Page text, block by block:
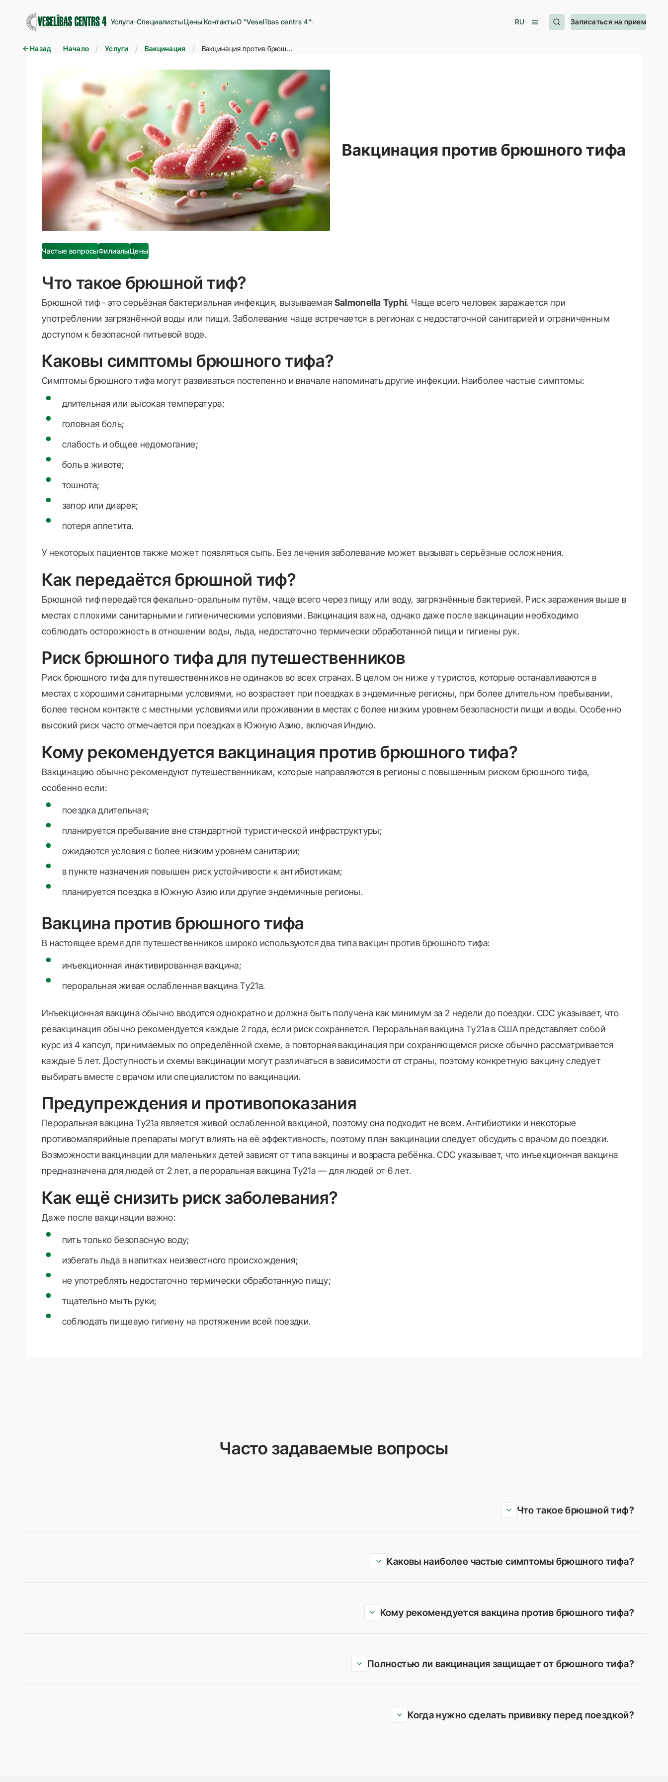
Услуги СпециалистыЦеныКонтактыО "Veselības centrs 4" RU Записаться на прием
Назад Начало Услуги Вакцинация Вакцинация против брюшного тифа
Вакцинация против брюшного тифа
Частые вопросыФилиалыЦены
Что такое брюшной тиф?
Брюшной тиф - это серьёзная бактериальная инфекция, вызываемая Salmonella Typhi. Чаще всего человек заражается при
употреблении загрязнённой воды или пищи. Заболевание чаще встречается в регионах с недостаточной санитарией и ограниченным
доступом к безопасной питьевой воде.
Каковы симптомы брюшного тифа?
Симптомы брюшного тифа могут развиваться постепенно и вначале напоминать другие инфекции. Наиболее частые симптомы:
длительная или высокая температура;
головная боль;
слабость и общее недомогание;
боль в животе;
тошнота;
запор или диарея;
потеря аппетита.
У некоторых пациентов также может появляться сыпь. Без лечения заболевание может вызывать серьёзные осложнения.
Как передаётся брюшной тиф?
Брюшной тиф передаётся фекально-оральным путём, чаще всего через пищу или воду, загрязнённые бактерией. Риск заражения выше в
местах с плохими санитарными и гигиеническими условиями. Вакцинация важна, однако даже после вакцинации необходимо
соблюдать осторожность в отношении воды, льда, недостаточно термически обработанной пищи и гигиены рук.
Риск брюшного тифа для путешественников
Риск брюшного тифа для путешественников не одинаков во всех странах. В целом он ниже у туристов, которые останавливаются в
местах с хорошими санитарными условиями, но возрастает при поездках в эндемичные регионы, при более длительном пребывании,
более тесном контакте с местными условиями или проживании в местах с более низким уровнем безопасности пищи и воды. Особенно
высокий риск часто отмечается при поездках в Южную Азию, включая Индию.
Кому рекомендуется вакцинация против брюшного тифа?
Вакцинацию обычно рекомендуют путешественникам, которые направляются в регионы с повышенным риском брюшного тифа,
особенно если:
поездка длительная;
планируется пребывание вне стандартной туристической инфраструктуры;
ожидаются условия с более низким уровнем санитарии;
в пункте назначения повышен риск устойчивости к антибиотикам;
планируется поездка в Южную Азию или другие эндемичные регионы.
Вакцина против брюшного тифа
В настоящее время для путешественников широко используются два типа вакцин против брюшного тифа:
инъекционная инактивированная вакцина;
пероральная живая ослабленная вакцина Ty21a.
Инъекционная вакцина обычно вводится однократно и должна быть получена как минимум за 2 недели до поездки. CDC указывает, что
ревакцинация обычно рекомендуется каждые 2 года, если риск сохраняется. Пероральная вакцина Ty21a в США представляет собой
курс из 4 капсул, принимаемых по определённой схеме, а повторная вакцинация при сохраняющемся риске обычно рассматривается
каждые 5 лет. Доступность и схемы вакцинации могут различаться в зависимости от страны, поэтому конкретную вакцину следует
выбирать вместе с врачом или специалистом по вакцинации.
Предупреждения и противопоказания
Пероральная вакцина Ty21a является живой ослабленной вакциной, поэтому она подходит не всем. Антибиотики и некоторые
противомалярийные препараты могут влиять на её эффективность, поэтому план вакцинации следует обсудить с врачом до поездки.
Возможности вакцинации для маленьких детей зависят от типа вакцины и возраста ребёнка. CDC указывает, что инъекционная вакцина
предназначена для людей от 2 лет, а пероральная вакцина Ty21a — для людей от 6 лет.
Как ещё снизить риск заболевания?
Даже после вакцинации важно:
пить только безопасную воду;
избегать льда в напитках неизвестного происхождения;
не употреблять недостаточно термически обработанную пищу;
тщательно мыть руки;
соблюдать пищевую гигиену на протяжении всей поездки.
Часто задаваемые вопросы
Что такое брюшной тиф?
Каковы наиболее частые симптомы брюшного тифа?
Кому рекомендуется вакцина против брюшного тифа?
Полностью ли вакцинация защищает от брюшного тифа?
Когда нужно сделать прививку перед поездкой?